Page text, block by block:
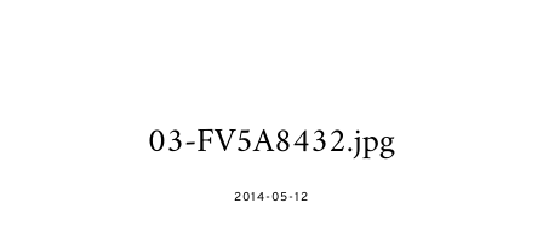
03-FV5A8432.jpg
POSTED
2014-05-12